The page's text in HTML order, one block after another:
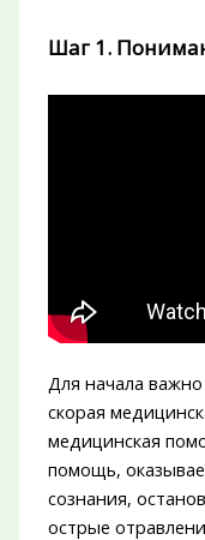
Шаг 1.
Для начала
скорая
медицинская
помощь,
сознания,
острые